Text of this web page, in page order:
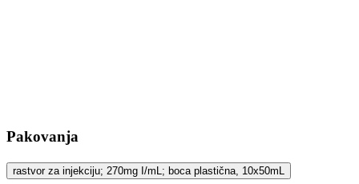
Pakovanja
rastvor za injekciju; 270mg I/mL; boca plastična, 10x50mL